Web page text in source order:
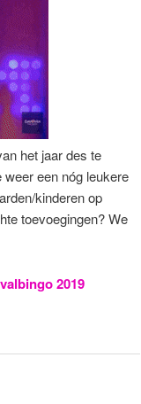
het jaar des te
een nóg leukere
kinderen op
toevoegingen? We
2019